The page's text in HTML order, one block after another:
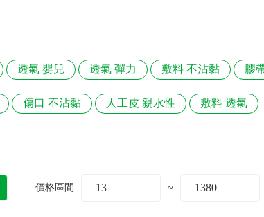
透氣 嬰兒 透氣 彈力 敷料 不沾黏 膠
傷口 不沾黏 人工皮 親水性 敷料 透氣
價格區間 ~